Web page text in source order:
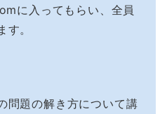
に入ってもらい、全員
す。
問題の解き方について講